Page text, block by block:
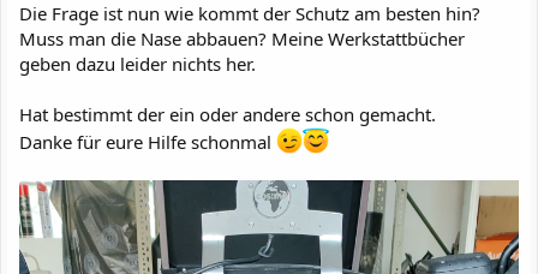
Die Frage ist nun wie kommt der Schutz am besten hin?
Muss man die Nase abbauen? Meine Werkstattbücher
geben dazu leider nichts her.
Hat bestimmt der ein oder andere schon gemacht.
Danke für eure Hilfe schonmal